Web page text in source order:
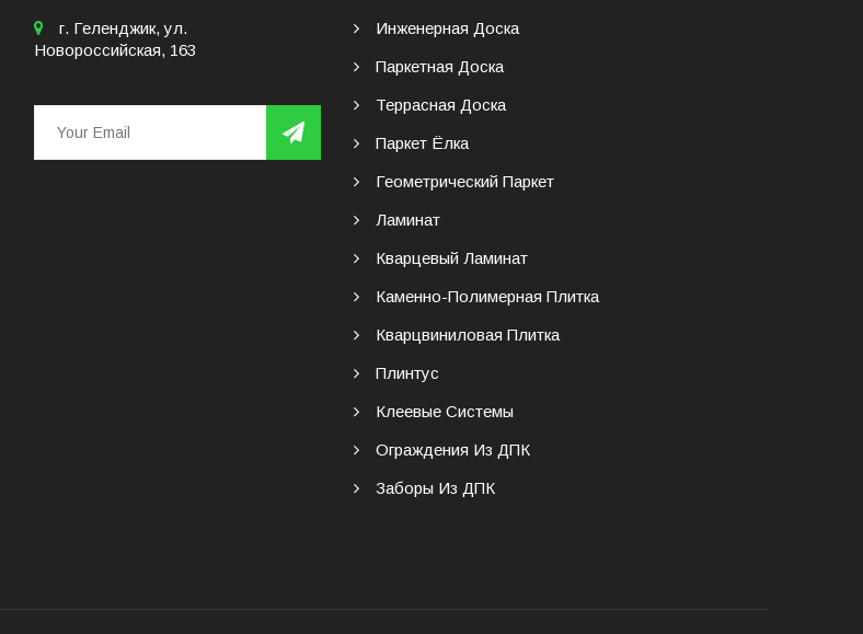
г. Геленджик, ул.
Новороссийская, 163
Инженерная Доска
Паркетная Доска
Террасная Доска
Паркет Ёлка
Геометрический Паркет
Ламинат
Кварцевый Ламинат
Каменно-Полимерная Плитка
Кварцвиниловая Плитка
Плинтус
Клеевые Системы
Ограждения Из ДПК
Заборы Из ДПК